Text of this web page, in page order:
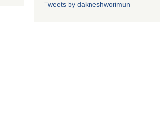
Tweets by dakneshworimun